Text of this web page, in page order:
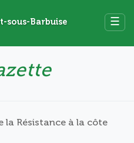
sous-Barbuise ☰
la Résistance à la côte